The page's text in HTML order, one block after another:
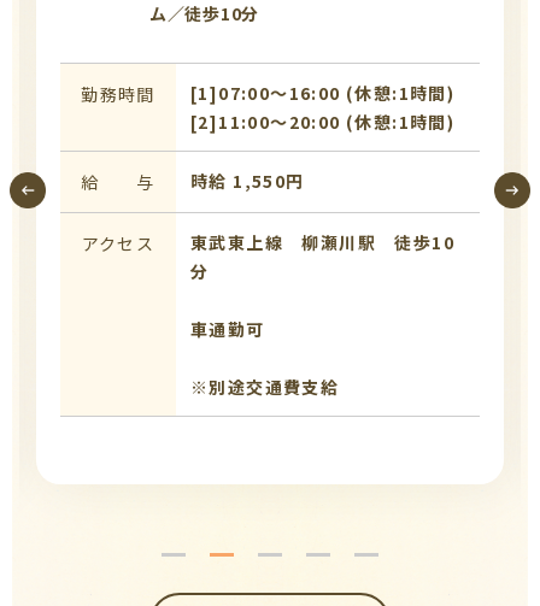
ム／徒歩10分
勤務時間
[1]07:00〜16:00 (休憩:1時間)
[2]11:00〜20:00 (休憩:1時間)
給 与 時給 1,550円
アクセス
東武東上線 柳瀬川駅 徒歩10
分
車通勤可
※別途交通費支給